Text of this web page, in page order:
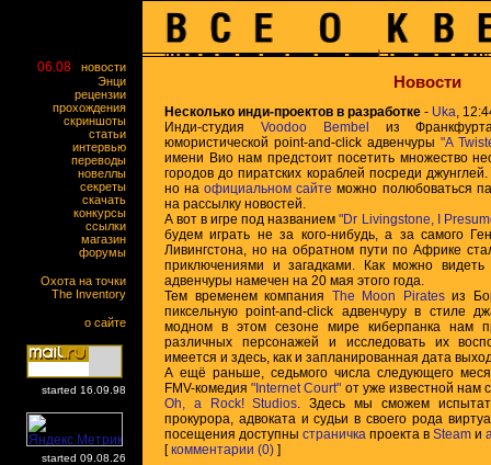
06.08
новости
Энци
рецензии
прохождения
скриншоты
статьи
интервью
переводы
новеллы
секреты
скачать
конкурсы
ссылки
магазин
форумы
Охота на точки
The Inventory
о сайте
started 16.09.98
started 09.08.26
Новости
Несколько инди-проектов в разработке - Uka,
Инди-студия Voodoo Bembel
из
юмористической point-and-click адвенчуры"A
имени Вио нам предстоит посетить множество
городов до пиратских кораблей посреди
но наофициальном сайте можно полюбоваться
на рассылку новостей.
А вот в игре под названием"Dr Livingstone, I
будем играть не за кого-нибудь, а за самого
Ливингстона, но на обратном пути по Африке
приключениями и загадками. Как можно
адвенчуры намечен на 20 мая этого года.
Тем временем компания The Moon Piratesиз
пиксельную point-and-click адвенчуру в стиле
модном в этом сезоне мире киберпанка нам
различных персонажей и исследовать их
имеется и здесь, как и запланированная дата
А ещё раньше, седьмого числа следующего
FMV-комедия"Internet Court" от уже известной нам
Oh, a Rock! Studios. Здесь мы сможем
прокурора, адвоката и судьи в своего рода
посещения доступны страничка проекта в Steam и
[комментарии (0) ]